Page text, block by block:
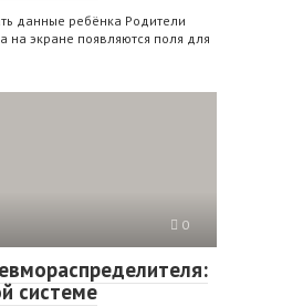
данные ребёнка Родители
на экране появляются поля для
0
системе